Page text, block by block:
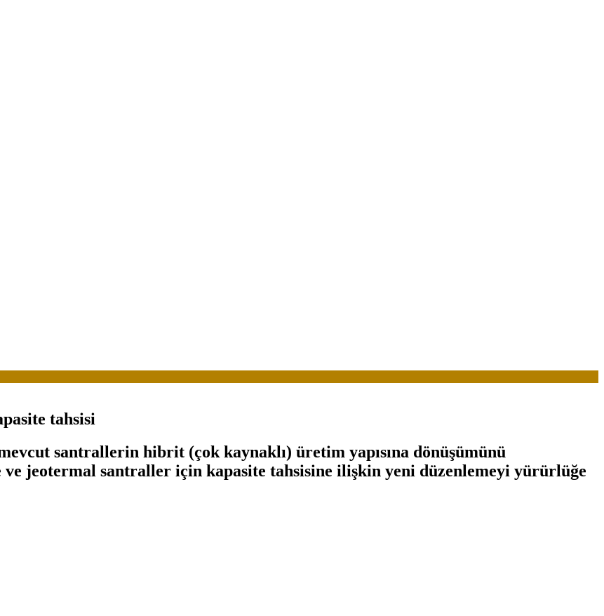
tahsisi
santrallerin hibrit (çok kaynaklı) üretim yapısına dönüşümünü
jeotermal santraller için kapasite tahsisine ilişkin yeni düzenlemeyi yürürlüğe